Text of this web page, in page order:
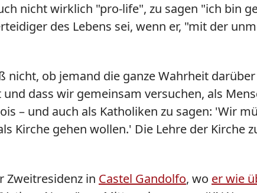
nicht wirklich "pro-life", zu sagen "ich bin
des Lebens sei, wenn er, "mit der
ob jemand die ganze Wahrheit
dass wir gemeinsam versuchen, als
– und auch als Katholiken zu sagen: 'Wir
Kirche gehen wollen.' Die Lehre der Kirche
Zweitresidenz in Castel Gandolfo, wo er wie